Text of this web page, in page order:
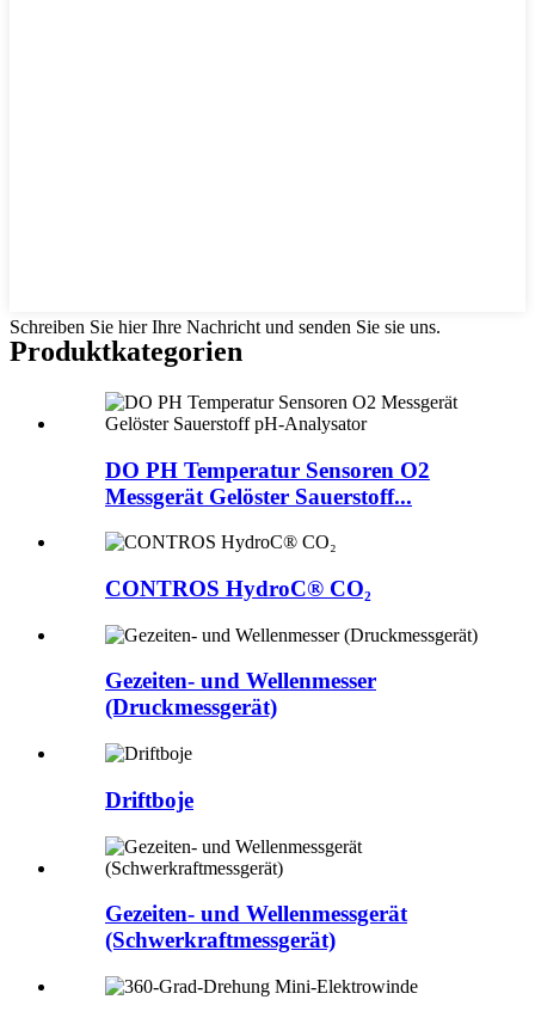
Schreiben Sie hier Ihre Nachricht und senden Sie sie uns.
Produktkategorien
DO PH Temperatur Sensoren O2
Messgerät Gelöster Sauerstoff...
CONTROS HydroC® CO₂
Gezeiten- und Wellenmesser
(Druckmessgerät)
Driftboje
Gezeiten- und Wellenmessgerät
(Schwerkraftmessgerät)